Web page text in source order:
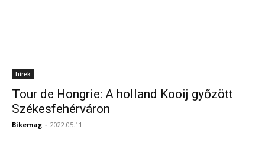
hírek
Tour de Hongrie: A holland Kooij győzött
Székesfehérváron
Bikemag - 2022.05.11.